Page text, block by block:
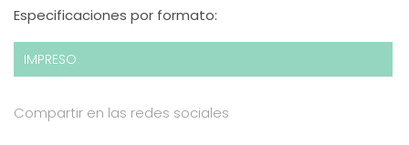
Especificaciones por formato:
IMPRESO
Compartir en las redes sociales